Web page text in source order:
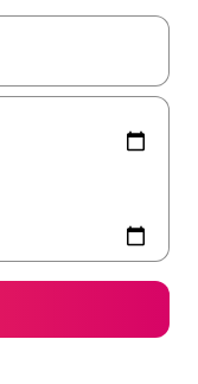
navegá con las